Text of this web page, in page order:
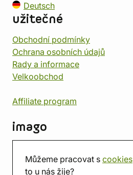
Můžeme pracovat s cookies
to u nás žije?
Deutsch
užitečné
Obchodní podmínky
Ochrana osobních údajů
Rady a informace
Velkoobchod
Affiliate program
imago
Prodejna
Herna